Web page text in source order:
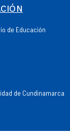
de Educación
de Cundinamarca